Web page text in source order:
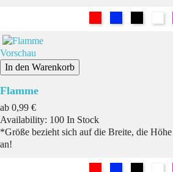
Vorschau
In den Warenkorb
Flamme
ab Preis
0,99 €
Availability: 100 In Stock
*Größe bezieht sich auf die Breite, die Höhe
an!